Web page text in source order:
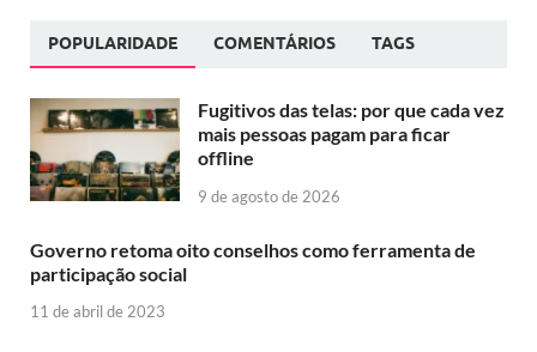
POPULARIDADE COMENTÁRIOS TAGS
Fugitivos das telas: por que cada vez
mais pessoas pagam para ficar
offline
9 de agosto de 2026
Governo retoma oito conselhos como ferramenta de
participação social
11 de abril de 2023